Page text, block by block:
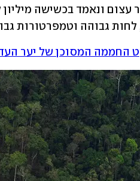
גבוהה וטמפרטורות
החממה המסוכן של יער